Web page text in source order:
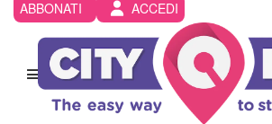
ABBONATI ACCEDI